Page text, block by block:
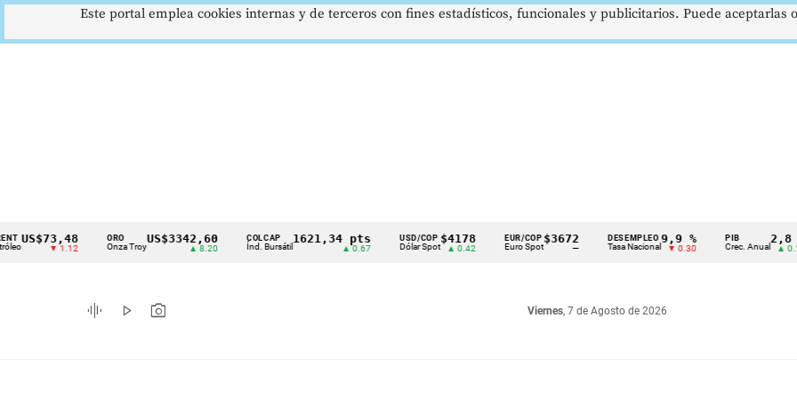
Cintillo
indicadores
económicos
▼ 1.12
ORO
Onza Troy
US$3342,60 COLCAP
Índ. Bursátil
1621,34 pts USD/COP
Dólar Spot
$4178
▲ 0.42
EUR/COP
Euro Spot
$3672
—
DESEMPLEO
Tasa Nacional
9,9 %
▼ 0.30
PIB
Crec. Anual
2,8 %
▲ 0.10
graphic_eq play_arrow photo_camera Viernes, 7 de Agosto de 2026
Este portal emplea cookies internas y de terceros con fines estadísticos, funcionales y publicitarios. Puede aceptarlas